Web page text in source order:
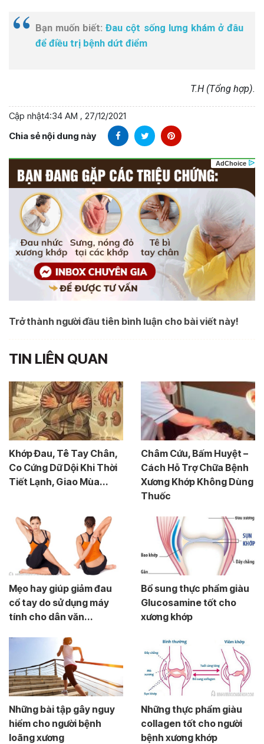
Bạn muốn biết:Đau cột sống lưng khám ở đâu
để điều trị bệnh dứt điểm
T.H (Tổng hợp).
Cập nhật4:34 AM , 27/12/2021
Chia sẻ nội dung này
Trở thành người đầu tiên bình luận cho bài viết này!
TIN LIÊN QUAN
Khớp Đau, Tê Tay Chân,
Co Cứng Dữ Dội Khi Thời
Tiết Lạnh, Giao Mùa...
Châm Cứu, Bấm Huyệt –
Cách Hỗ Trợ Chữa Bệnh
Xương Khớp Không Dùng
Thuốc
Mẹo hay giúp giảm đau
cổ tay do sử dụng máy
tính cho dân văn...
Bổ sung thực phẩm giàu
Glucosamine tốt cho
xương khớp
Những bài tập gây nguy
hiểm cho người bệnh
loãng xương
Những thực phẩm giàu
collagen tốt cho người
bệnh xương khớp